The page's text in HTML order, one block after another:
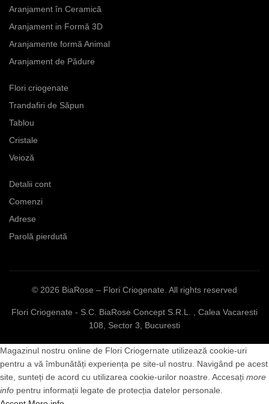
produsului.
Aranjament în Ceramică
Aranjament in Formă 3D
Aranjamente formă Animal
Aranjament de Pădure
Flori criogenate
Trandafiri de Săpun
Tablou
Cristale
Veioză
Detalii cont
Comenzi
Adrese
Parolă pierdută
© 2026 BiaRose – Flori Criogenate. All rights reserved
Flori Criogenate - S.C. BiaRose Concept S.R.L. , Calea Vacaresti
108, Sector 3, Bucuresti
Magazinul nostru online de Flori Criogernate utilizează cookie-uri
pentru a vă îmbunătăți experiența pe site-ul nostru. Navigând pe acest
site, sunteți de acord cu utilizarea cookie-urilor noastre. Accesați more
info pentru informații legate de protecția datelor personale.